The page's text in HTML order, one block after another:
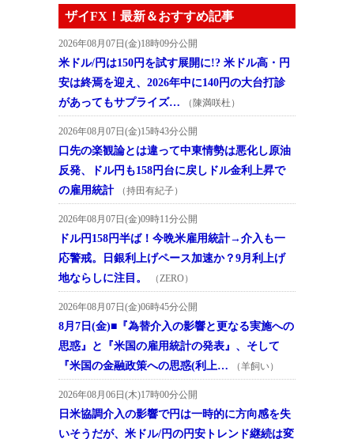
ザイFX！最新＆おすすめ記事
2026年08月07日(金)18時09分公開
米ドル/円は150円を試す展開に!? 米ドル高・円
安は終焉を迎え、2026年中に140円の大台打診
があってもサプライズ…
（陳満咲杜）
2026年08月07日(金)15時43分公開
口先の楽観論とは違って中東情勢は悪化し原油
反発、ドル円も158円台に戻しドル金利上昇で
の雇用統計
（持田有紀子）
2026年08月07日(金)09時11分公開
ドル円158円半ば！今晩米雇用統計→介入も一
応警戒。日銀利上げペース加速か？9月利上げ
地ならしに注目。
（ZERO）
2026年08月07日(金)06時45分公開
8月7日(金)■『為替介入の影響と更なる実施への
思惑』と『米国の雇用統計の発表』、そして
『米国の金融政策への思惑(利上…
（羊飼い）
2026年08月06日(木)17時00分公開
日米協調介入の影響で円は一時的に方向感を失
いそうだが、米ドル/円の円安トレンド継続は変